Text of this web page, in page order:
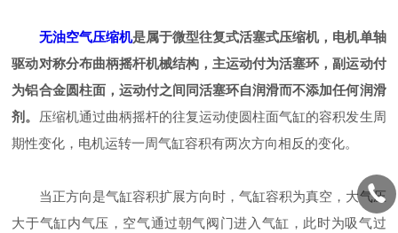
无油空气压缩机是属于微型往复式活塞式压缩机，电机单轴
驱动对称分布曲柄摇杆机械结构，主运动付为活塞环，副运动付
为铝合金圆柱面，运动付之间同活塞环自润滑而不添加任何润滑
剂。 压缩机通过曲柄摇杆的往复运动使圆柱面气缸的容积发生周
期性变化，电机运转一周气缸容积有两次方向相反的变化。
当正方向是气缸容积扩展方向时，气缸容积为真空，大气压
大于气缸内气压，空气通过朝气阀门进入气缸，此时为吸气过